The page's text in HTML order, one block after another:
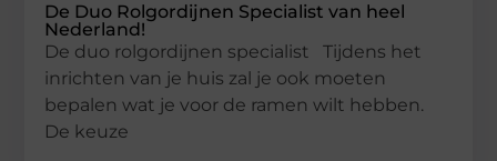
De Duo Rolgordijnen Specialist van heel
Nederland!
De duo rolgordijnen specialist Tijdens het
inrichten van je huis zal je ook moeten
bepalen wat je voor de ramen wilt hebben.
De keuze